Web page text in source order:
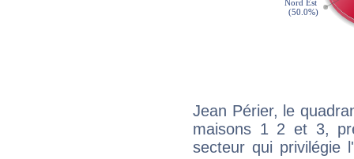
Jean Périer, le
maisons 1 2 et 3,
secteur qui privilégie